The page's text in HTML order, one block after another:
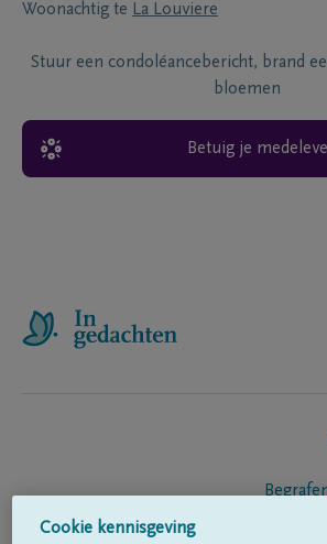
Woonachtig te La Louviere
Stuur een condoléancebericht, brand
bloemen
Betuig je
Cookie kennisgeving